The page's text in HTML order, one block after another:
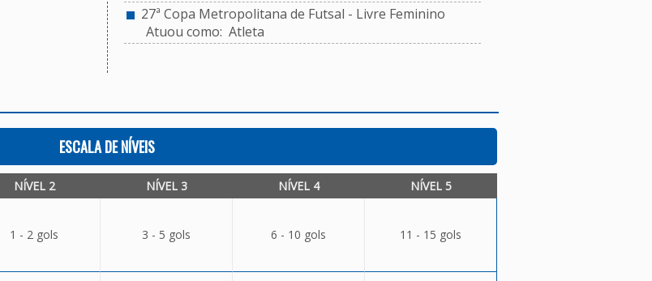
27ª Copa Metropolitana de Futsal - Livre Feminino
Atuou como: Atleta
ESCALA DE NÍVEIS
NÍVEL 2 NÍVEL 3 NÍVEL 4 NÍVEL 5
1 - 2 gols 3 - 5 gols 6 - 10 gols 11 - 15 gols